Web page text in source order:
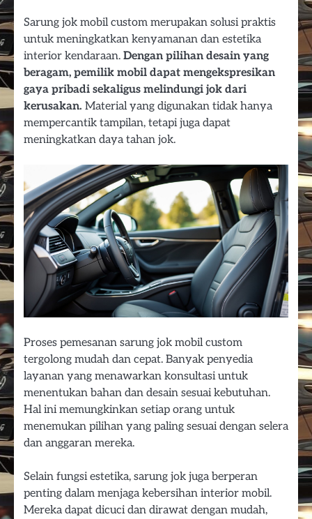
Sarung jok mobil custom merupakan solusi praktis
untuk meningkatkan kenyamanan dan estetika
interior kendaraan. Dengan pilihan desain yang
beragam, pemilik mobil dapat mengekspresikan
gaya pribadi sekaligus melindungi jok dari
kerusakan. Material yang digunakan tidak hanya
mempercantik tampilan, tetapi juga dapat
meningkatkan daya tahan jok.
Proses pemesanan sarung jok mobil custom
tergolong mudah dan cepat. Banyak penyedia
layanan yang menawarkan konsultasi untuk
menentukan bahan dan desain sesuai kebutuhan.
Hal ini memungkinkan setiap orang untuk
menemukan pilihan yang paling sesuai dengan selera
dan anggaran mereka.
Selain fungsi estetika, sarung jok juga berperan
penting dalam menjaga kebersihan interior mobil.
Mereka dapat dicuci dan dirawat dengan mudah,